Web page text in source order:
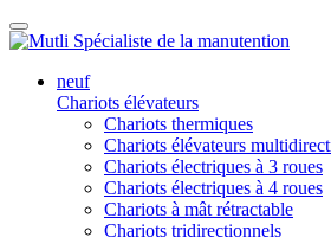
neuf
Chariots élévateurs
Chariots thermiques
Chariots élévateurs
Chariots électriques à 3 roues
Chariots électriques à 4 roues
Chariots à mât rétractable
Chariots tridirectionnels